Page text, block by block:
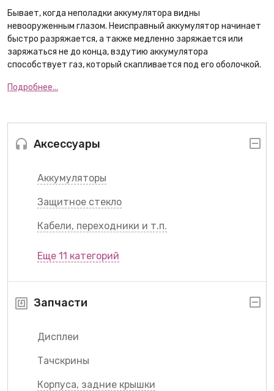
Аксессуары
Аккумуляторы
Защитное стекло
Кабели, переходники и т.п.
Еще 11 категорий
Запчасти
Дисплеи
Тачскрины
Корпуса, задние крышки
Бывает, когда неполадки аккумулятора видны
невооруженным глазом. Неисправный аккумулятор начинает
быстро разряжается, а также медленно заряжается или
заряжаться не до конца, вздутию аккумулятора
способствует газ, который скапливается под его оболочкой.
Подробнее...